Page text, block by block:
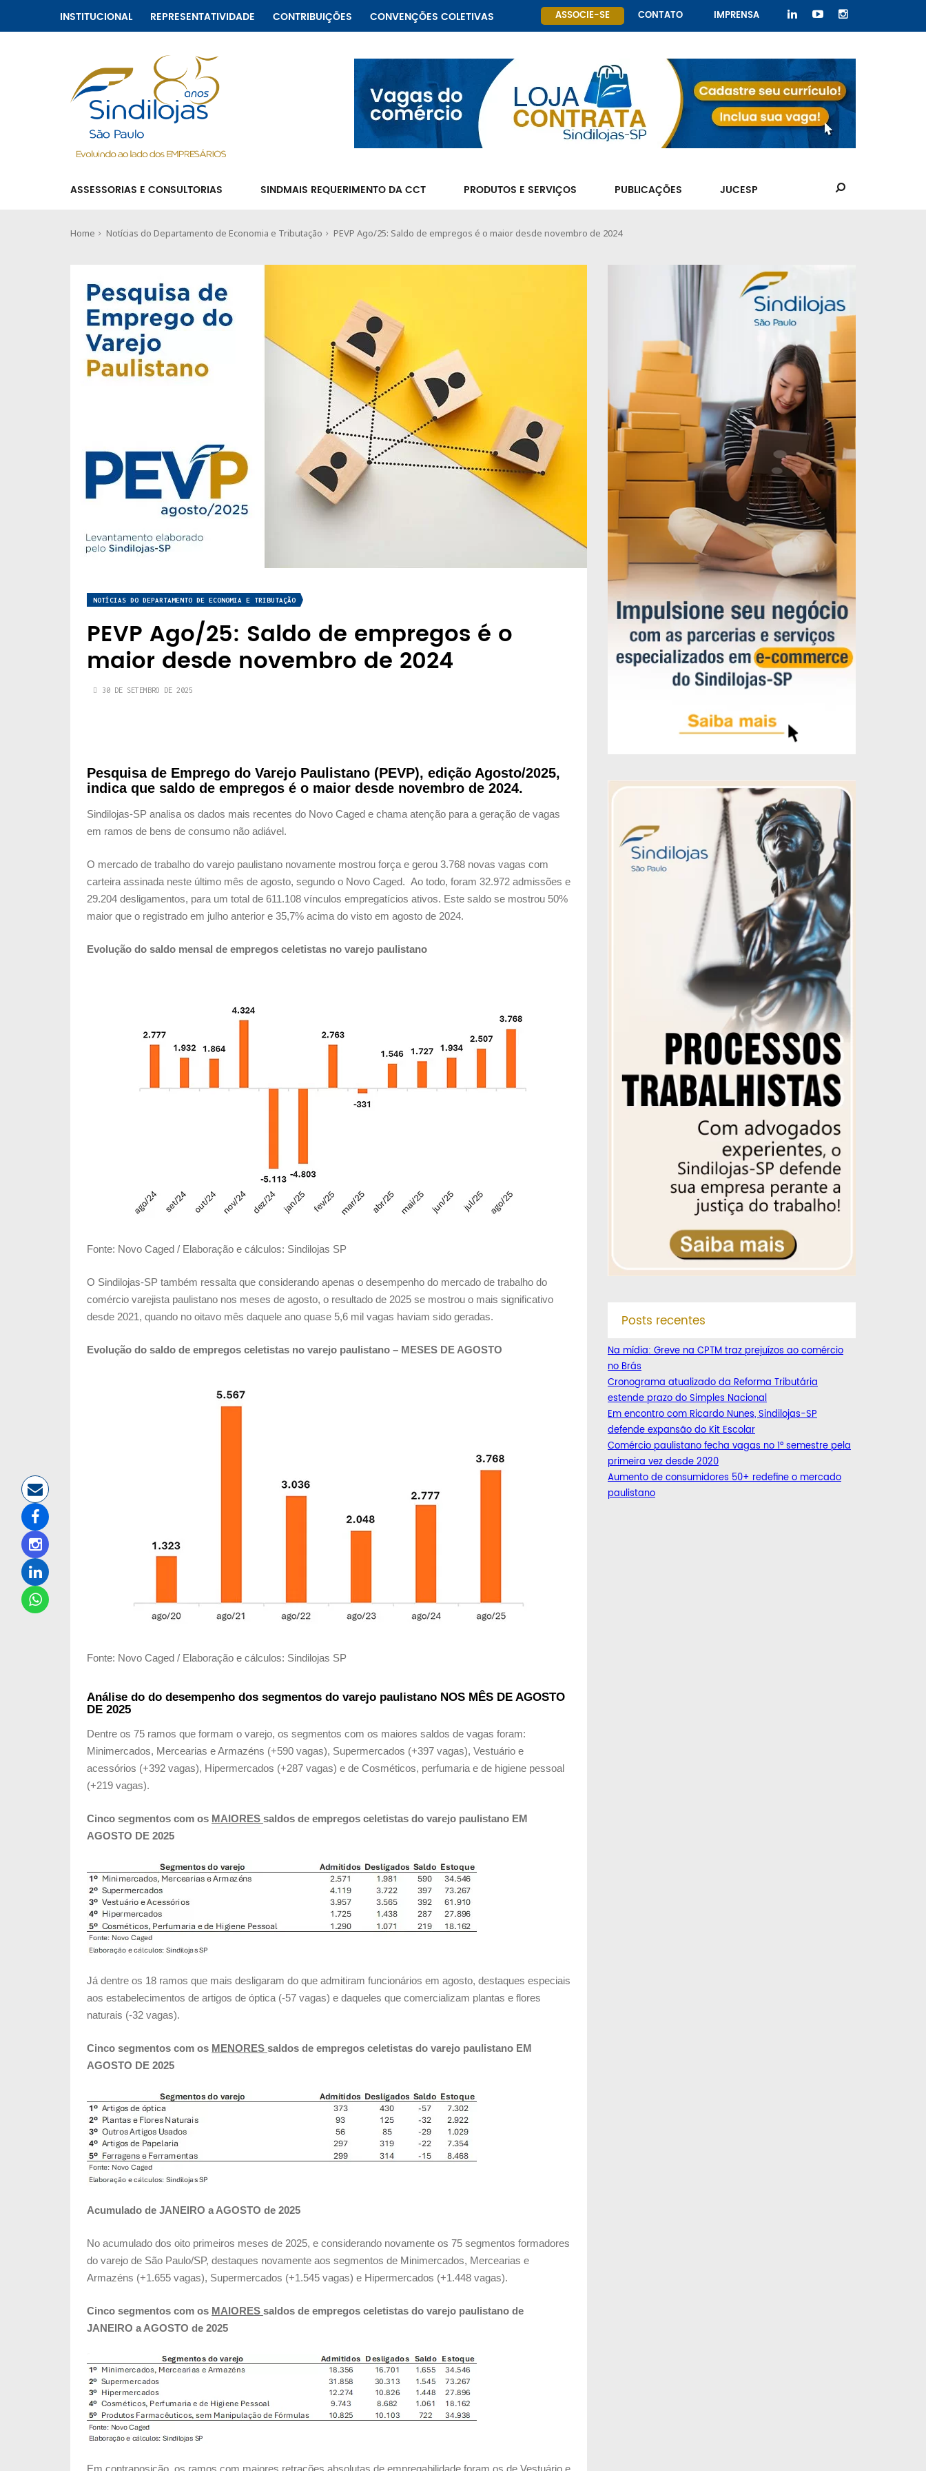
INSTITUCIONAL REPRESENTATIVIDADE CONTRIBUIÇÕES CONVENÇÕES COLETIVAS ASSOCIE-SE CONTATO IMPRENSA
ASSESSORIAS E CONSULTORIAS SINDMAIS REQUERIMENTO DA CCT PRODUTOS E SERVIÇOS PUBLICAÇÕES JUCESP
Home Notícias do Departamento de Economia e Tributação PEVP Ago/25: Saldo de empregos é o maior desde novembro de 2024
NOTÍCIAS DO DEPARTAMENTO DE ECONOMIA E TRIBUTAÇÃO
PEVP Ago/25: Saldo de empregos é o
maior desde novembro de 2024
30 DE SETEMBRO DE 2025
Pesquisa de Emprego do Varejo Paulistano (PEVP), edição Agosto/2025,
indica que saldo de empregos é o maior desde novembro de 2024.
Sindilojas-SP analisa os dados mais recentes do Novo Caged e chama atenção para a geração de vagas
em ramos de bens de consumo não adiável.
O mercado de trabalho do varejo paulistano novamente mostrou força e gerou 3.768 novas vagas com
carteira assinada neste último mês de agosto, segundo o Novo Caged. Ao todo, foram 32.972 admissões e
29.204 desligamentos, para um total de 611.108 vínculos empregatícios ativos. Este saldo se mostrou 50%
maior que o registrado em julho anterior e 35,7% acima do visto em agosto de 2024.
Evolução do saldo mensal de empregos celetistas no varejo paulistano
Fonte: Novo Caged / Elaboração e cálculos: Sindilojas SP
O Sindilojas-SP também ressalta que considerando apenas o desempenho do mercado de trabalho do
comércio varejista paulistano nos meses de agosto, o resultado de 2025 se mostrou o mais significativo
desde 2021, quando no oitavo mês daquele ano quase 5,6 mil vagas haviam sido geradas.
Evolução do saldo de empregos celetistas no varejo paulistano – MESES DE AGOSTO
Fonte: Novo Caged / Elaboração e cálculos: Sindilojas SP
Análise do do desempenho dos segmentos do varejo paulistano NOS MÊS DE AGOSTO
DE 2025
Dentre os 75 ramos que formam o varejo, os segmentos com os maiores saldos de vagas foram:
Minimercados, Mercearias e Armazéns (+590 vagas), Supermercados (+397 vagas), Vestuário e
acessórios (+392 vagas), Hipermercados (+287 vagas) e de Cosméticos, perfumaria e de higiene pessoal
(+219 vagas).
Cinco segmentos com os MAIORES saldos de empregos celetistas do varejo paulistano EM
AGOSTO DE 2025
Já dentre os 18 ramos que mais desligaram do que admitiram funcionários em agosto, destaques especiais
aos estabelecimentos de artigos de óptica (-57 vagas) e daqueles que comercializam plantas e flores
naturais (-32 vagas).
Cinco segmentos com os MENORES saldos de empregos celetistas do varejo paulistano EM
AGOSTO DE 2025
Acumulado de JANEIRO a AGOSTO de 2025
No acumulado dos oito primeiros meses de 2025, e considerando novamente os 75 segmentos formadores
do varejo de São Paulo/SP, destaques novamente aos segmentos de Minimercados, Mercearias e
Armazéns (+1.655 vagas), Supermercados (+1.545 vagas) e Hipermercados (+1.448 vagas).
Cinco segmentos com os MAIORES saldos de empregos celetistas do varejo paulistano de
JANEIRO a AGOSTO de 2025
Em contraposição, os ramos com maiores retrações absolutas de empregabilidade foram os de Vestuário e
Posts recentes
Na mídia: Greve na CPTM traz prejuízos ao comércio
no Brás
Cronograma atualizado da Reforma Tributária
estende prazo do Simples Nacional
Em encontro com Ricardo Nunes, Sindilojas-SP
defende expansão do Kit Escolar
Comércio paulistano fecha vagas no 1° semestre pela
primeira vez desde 2020
Aumento de consumidores 50+ redefine o mercado
paulistano